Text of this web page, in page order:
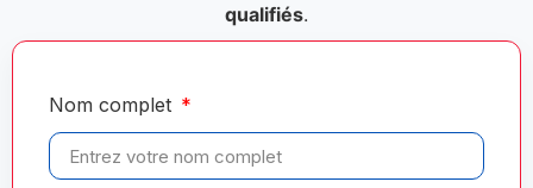
qualifiés.
Nom complet